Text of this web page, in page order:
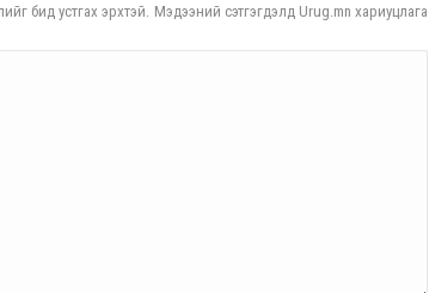
бид устгах эрхтэй. Мэдээний сэтгэгдэлд Urug.mn хариуцлага